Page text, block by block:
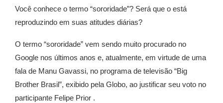
Você conhece o termo “sororidade”? Será que o está
reproduzindo em suas atitudes diárias?
O termo “sororidade” vem sendo muito procurado no
Google nos últimos anos e, atualmente, em virtude de uma
fala de Manu Gavassi, no programa de televisão “Big
Brother Brasil”, exibido pela Globo, ao justificar seu voto no
participante Felipe Prior .